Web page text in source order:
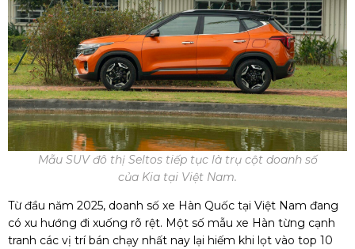
Mẫu SUV đô thị Seltos tiếp tục là trụ cột doanh số
của Kia tại Việt Nam.
Từ đầu năm 2025, doanh số xe Hàn Quốc tại Việt Nam đang
có xu hướng đi xuống rõ rệt. Một số mẫu xe Hàn từng cạnh
tranh các vị trí bán chạy nhất nay lại hiếm khi lọt vào top 10